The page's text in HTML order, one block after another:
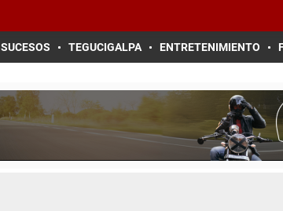
SUCESOS TEGUCIGALPA ENTRETENIMIENTO